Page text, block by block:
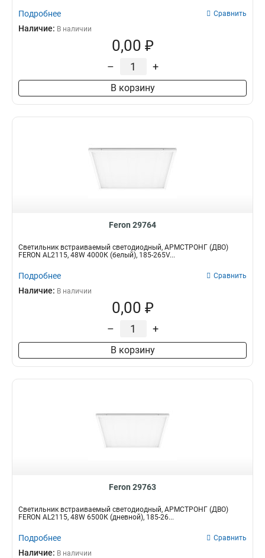
Подробнее Сравнить
Наличие: В наличии
0,00 ₽
– +
В корзину
Feron 29764
Светильник встраиваемый светодиодный, АРМСТРОНГ (ДВО)
FERON AL2115, 48W 4000К (белый), 185-265V...
Подробнее Сравнить
Наличие: В наличии
0,00 ₽
– +
В корзину
Feron 29763
Светильник встраиваемый светодиодный, АРМСТРОНГ (ДВО)
FERON AL2115, 48W 6500К (дневной), 185-26...
Подробнее Сравнить
Наличие: В наличии